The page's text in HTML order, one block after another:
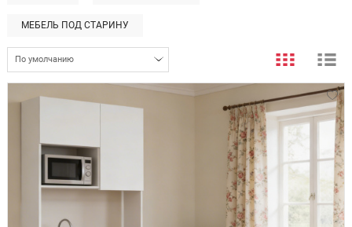
МЕБЕЛЬ ПОД СТАРИНУ
По умолчанию